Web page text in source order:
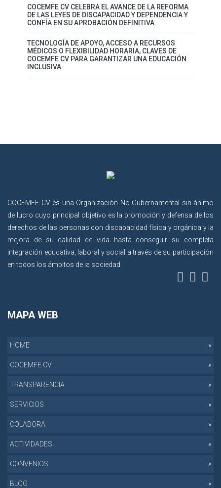
COCEMFE CV CELEBRA EL AVANCE DE LA REFORMA
DE LAS LEYES DE DISCAPACIDAD Y DEPENDENCIA Y
CONFÍA EN SU APROBACIÓN DEFINITIVA
TECNOLOGÍA DE APOYO, ACCESO A RECURSOS
MÉDICOS O FLEXIBILIDAD HORARIA, CLAVES DE
COCEMFE CV PARA GARANTIZAR UNA EDUCACIÓN
INCLUSIVA
COCEMFE CV es una Organización No Gubernamental sin ánimo
de lucro cuyo principal objetivo es la promoción y defensa de los
derechos de las personas con discapacidad física y orgánica y la
mejora de su calidad de vida hasta conseguir su completa
integración educativa, laboral y social a través de su participación
en todos los ámbitos de la sociedad.
MAPA WEB
HOME
COCEMFE CV
TRANSPARENCIA
SERVICIOS
COLABORA
ACTIVIDADES
CONVENIOS
BLOG